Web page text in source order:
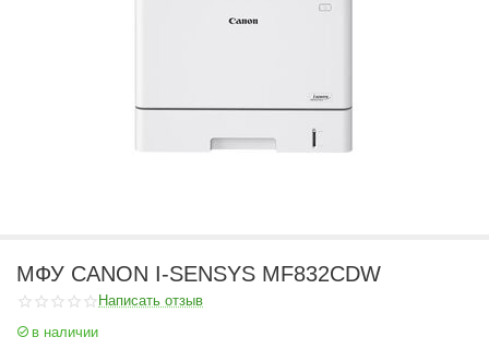
МФУ CANON I-SENSYS MF832CDW
Написать отзыв
в наличии